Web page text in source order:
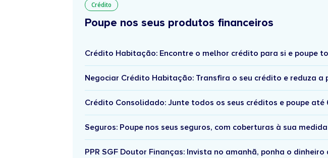
Crédito
Poupe nos seus produtos financeiros
Crédito Habitação: Encontre o melhor crédito para si e poupe
Negociar Crédito Habitação: Transfira o seu crédito e reduza a
Crédito Consolidado: Junte todos os seus créditos e poupe até
Seguros: Poupe nos seus seguros, com coberturas à sua medida
PPR SGF Doutor Finanças: Invista no amanhã, ponha o